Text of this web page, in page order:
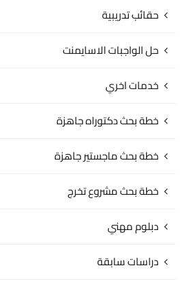
حقائب تدريبية
حل الواجبات الاسايمنت
خدمات اخري
خطة بحث دكتوراه جاهزة
خطة بحث ماجستير جاهزة
خطة بحث مشروع تخرج
دبلوم مهني
دراسات سابقة